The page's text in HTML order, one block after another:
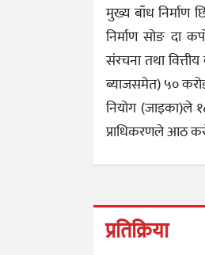
मुख्य बाँध निर्माण
निर्माण सोङ दा
संरचना तथा
ब्याजसमेत) ५०
नियोग (जाइका)ले
प्राधिकरणले आठ
प्रतिक्रिया